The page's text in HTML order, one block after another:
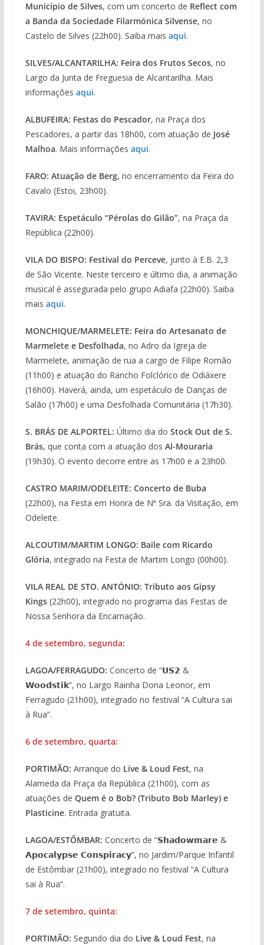
Município de Silves, com um concerto de Reflect com
a Banda da Sociedade Filarmónica Silvense, no
Castelo de Silves (22h00). Saiba mais aqui.
SILVES/ALCANTARILHA: Feira dos Frutos Secos, no
Largo da Junta de Freguesia de Alcantarilha. Mais
informações aqui.
ALBUFEIRA: Festas do Pescador, na Praça dos
Pescadores, a partir das 18h00, com atuação de José
Malhoa. Mais informações aqui.
FARO: Atuação de Berg, no encerramento da Feira do
Cavalo (Estoi, 23h00).
TAVIRA: Espetáculo “Pérolas do Gilão”, na Praça da
República (22h00).
VILA DO BISPO: Festival do Perceve, junto à E.B. 2,3
de São Vicente. Neste terceiro e último dia, a animação
musical é assegurada pelo grupo Adiafa (22h00). Saiba
mais aqui.
MONCHIQUE/MARMELETE: Feira do Artesanato de
Marmelete e Desfolhada, no Adro da Igreja de
Marmelete, animação de rua a cargo de Filipe Romão
(11h00) e atuação do Rancho Folclórico de Odiáxere
(16h00). Haverá, ainda, um espetáculo de Danças de
Salão (17h00) e uma Desfolhada Comunitária (17h30).
S. BRÁS DE ALPORTEL: Último dia do Stock Out de S.
Brás, que conta com a atuação dos Al-Mouraria
(19h30). O evento decorre entre as 17h00 e a 23h00.
CASTRO MARIM/ODELEITE: Concerto de Buba
(22h00), na Festa em Honra de Nª Sra. da Visitação, em
Odeleite.
ALCOUTIM/MARTIM LONGO: Baile com Ricardo
Glória, integrado na Festa de Martim Longo (00h00).
VILA REAL DE STO. ANTÓNIO: Tributo aos Gipsy
Kings(22h00), integrado no programa das Festas de
Nossa Senhora da Encarnação.
4 de setembro, segunda:
LAGOA/FERRAGUDO: Concerto de “𝗨𝗦𝟮 &
𝗪𝗼𝗼𝗱𝘀𝘁𝗶𝗸”, no Largo Rainha Dona Leonor, em
Ferragudo (21h00), integrado no festival “A Cultura sai
à Rua”.
6 de setembro, quarta:
PORTIMÃO: Arranque do Live & Loud Fest, na
Alameda da Praça da República (21h00), com as
atuações de Quem é o Bob? (Tributo Bob Marley) e
Plasticine. Entrada gratuita.
LAGOA/ESTÔMBAR: Concerto de “𝗦𝗵𝗮𝗱𝗼𝘄𝗺𝗮𝗿𝗲 &
𝗔𝗽𝗼𝗰𝗮𝗹𝘆𝗽𝘀𝗲 𝗖𝗼𝗻𝘀𝗽𝗶𝗿𝗮𝗰𝘆”, no Jardim/Parque Infantil
de Estômbar (21h00), integrado no festival “A Cultura
sai à Rua”.
7 de setembro, quinta:
PORTIMÃO: Segundo dia do Live & Loud Fest, na